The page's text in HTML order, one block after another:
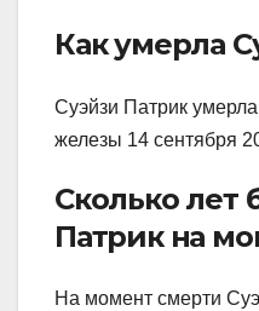
Как умерла
Суэйзи Патрик
железы 14 сентября
Сколько лет
Патрик на
На момент смерти